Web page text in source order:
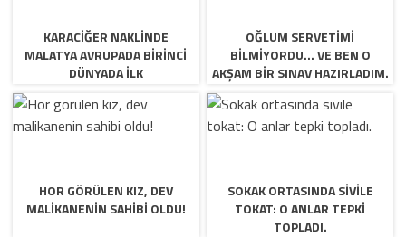
KARACIĞER NAKLINDE
MALATYA AVRUPADA BIRINCI
DÜNYADA İLK
OĞLUM SERVETIMI
BILMIYORDU… VE BEN O
AKŞAM BIR SINAV HAZIRLADIM.
HOR GÖRÜLEN KIZ, DEV
MALIKANENIN SAHIBI OLDU!
SOKAK ORTASINDA SIVILE
TOKAT: O ANLAR TEPKI
TOPLADI.